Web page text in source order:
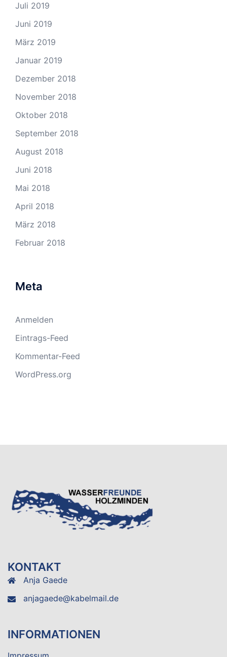
Juli 2019
Juni 2019
März 2019
Januar 2019
Dezember 2018
November 2018
Oktober 2018
September 2018
August 2018
Juni 2018
Mai 2018
April 2018
März 2018
Februar 2018
Meta
Anmelden
Eintrags-Feed
Kommentar-Feed
WordPress.org
KONTAKT
Anja Gaede
anjagaede@kabelmail.de
INFORMATIONEN